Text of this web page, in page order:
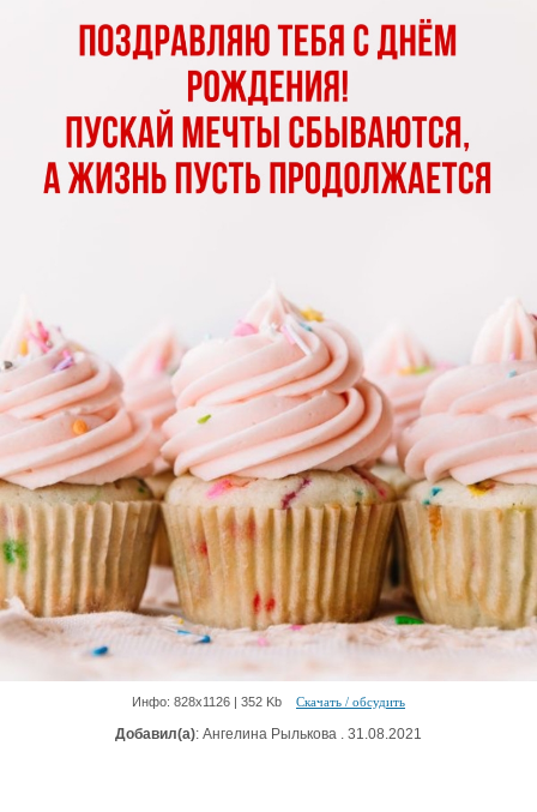
Инфо: 828х1126 | 352 Kb Скачать / обсудить
Добавил(а): Ангелина Рылькова . 31.08.2021